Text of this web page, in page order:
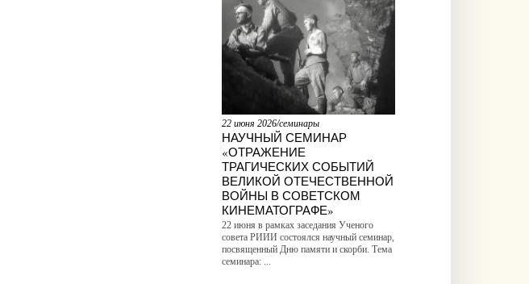
22 июня 2026/семинары
НАУЧНЫЙ СЕМИНАР
«ОТРАЖЕНИЕ
ТРАГИЧЕСКИХ СОБЫТИЙ
ВЕЛИКОЙ ОТЕЧЕСТВЕННОЙ
ВОЙНЫ В СОВЕТСКОМ
КИНЕМАТОГРАФЕ»
22 июня в рамках заседания Ученого
совета РИИИ состоялся научный семинар,
посвященный Дню памяти и скорби. Тема
семинара: ...